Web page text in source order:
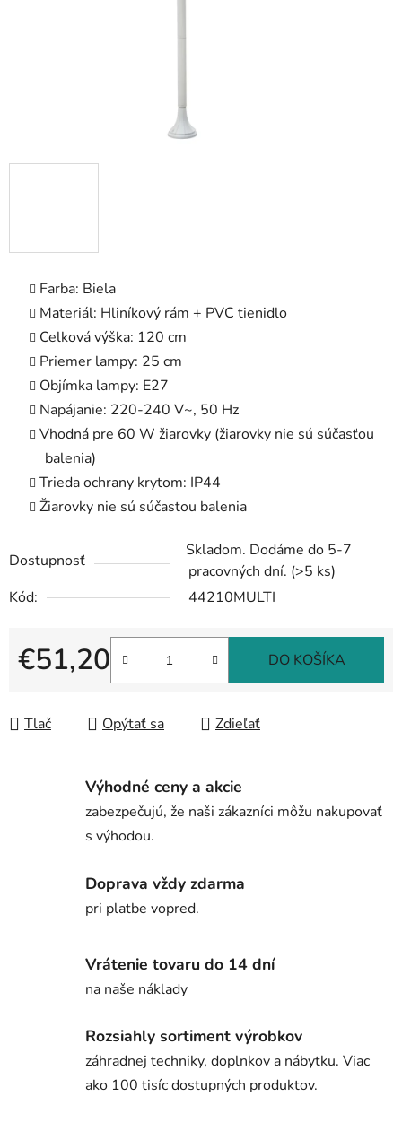
Farba: Biela
Materiál: Hliníkový rám + PVC tienidlo
Celková výška: 120 cm
Priemer lampy: 25 cm
Objímka lampy: E27
Napájanie: 220-240 V~, 50 Hz
Vhodná pre 60 W žiarovky (žiarovky nie sú súčasťou
balenia)
Trieda ochrany krytom: IP44
Žiarovky nie sú súčasťou balenia
Dostupnosť
Skladom. Dodáme do 5-7
pracovných dní. (>5 ks)
Kód:
44210MULTI
€51,20
Jednotková cena:
DO KOŠÍKA
Tlač Opýtať sa Zdieľať
Výhodné ceny a akcie
zabezpečujú, že naši zákazníci môžu nakupovať
s výhodou.
Doprava vždy zdarma
pri platbe vopred.
Vrátenie tovaru do 14 dní
na naše náklady
Rozsiahly sortiment výrobkov
záhradnej techniky, doplnkov a nábytku. Viac
ako 100 tisíc dostupných produktov.